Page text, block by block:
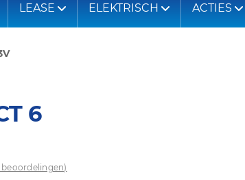
LEASE ELEKTRISCH ACTIES
6
beoordelingen)